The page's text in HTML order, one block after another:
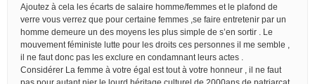
Ajoutez à cela les écarts de salaire homme/femmes et le plafond de
verre vous verrez que pour certaine femmes ,se faire entretenir par un
homme demeure un des moyens les plus simple de s’en sortir . Le
mouvement féministe lutte pour les droits ces personnes il me semble ,
il ne faut donc pas les exclure en condamnant leurs actes .
Considérer La femme à votre égal est tout à votre honneur , il ne faut